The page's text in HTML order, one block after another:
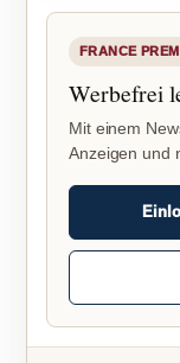
FRANCE
Werbefrei
Mit einem
Anzeigen und